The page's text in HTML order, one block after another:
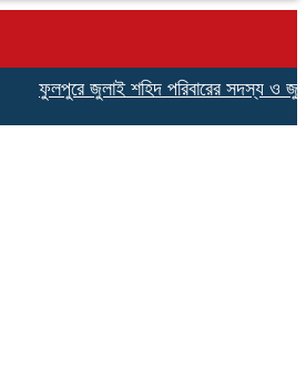
ফুলপুরে জুলাই শহিদ পরিবারের সদস্য ও জুলাই